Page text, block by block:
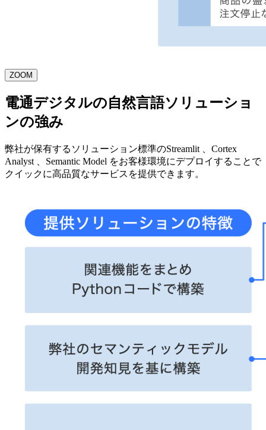
ZOOM
電通デジタルの自然言語ソリューショ
ンの強み
弊社が保有するソリューション標準のStreamlit 、Cortex
Analyst 、Semantic Model をお客様環境にデプロイすることで
クイックに高品質なサービスを提供できます。